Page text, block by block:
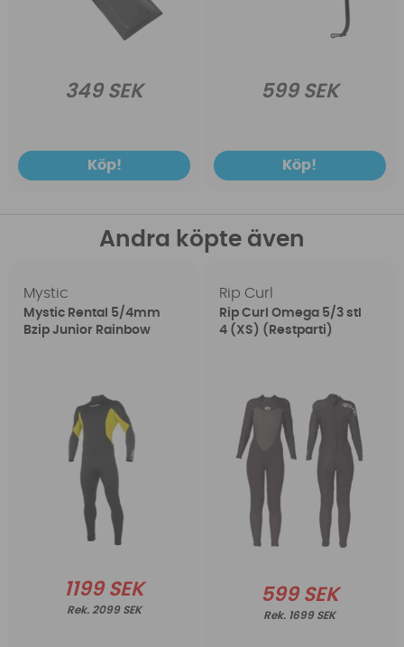
349 SEK
Köp!
599 SEK
Köp!
Andra köpte även
Mystic
Mystic Rental 5/4mm
Bzip Junior Rainbow
1199 SEK
2099 SEK
Rip Curl
Rip Curl Omega 5/3 stl
4 (XS) (Restparti)
599 SEK
1699 SEK